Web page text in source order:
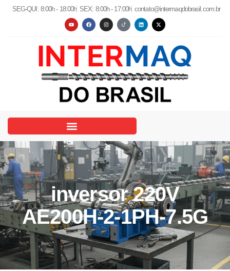
SEG-QUI: 8:00h - 18:00h SEX: 8:00h - 17:00h contato@intermaqdobrasil.com.br
inversor 220V
AE200H-2-1PH-7.5G